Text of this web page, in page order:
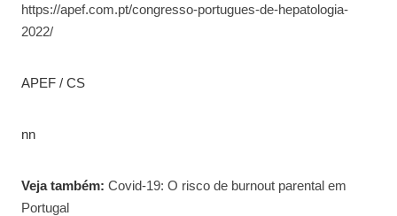
https://apef.com.pt/congresso-portugues-de-hepatologia-
2022/
APEF / CS
nn
Veja também: Covid-19: O risco de burnout parental em
Portugal